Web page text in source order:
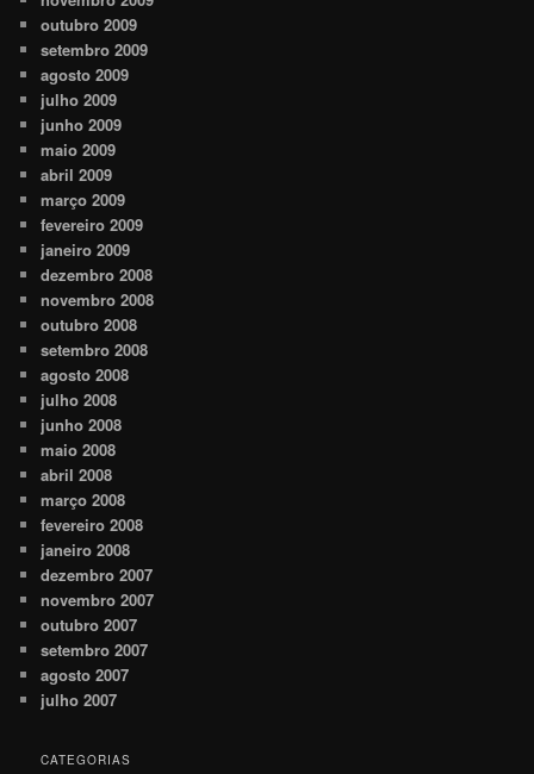
outubro 2009
setembro 2009
agosto 2009
julho 2009
junho 2009
maio 2009
abril 2009
março 2009
fevereiro 2009
janeiro 2009
dezembro 2008
novembro 2008
outubro 2008
setembro 2008
agosto 2008
julho 2008
junho 2008
maio 2008
abril 2008
março 2008
fevereiro 2008
janeiro 2008
dezembro 2007
novembro 2007
outubro 2007
setembro 2007
agosto 2007
julho 2007
CATEGORIAS